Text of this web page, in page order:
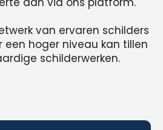
van ervaren schilders
een hoger niveau kan tillen
schilderwerken.